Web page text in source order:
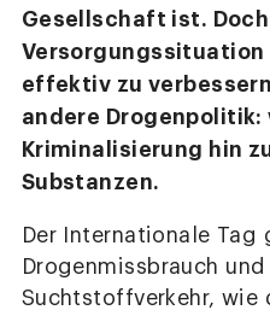
Gesellschaft ist.
Versorgungssituation
effektiv zu
andere Drogenpolitik:
Kriminalisierung hin
Substanzen.
Der Internationale Tag
Drogenmissbrauch
Suchtstoffverkehr, wie